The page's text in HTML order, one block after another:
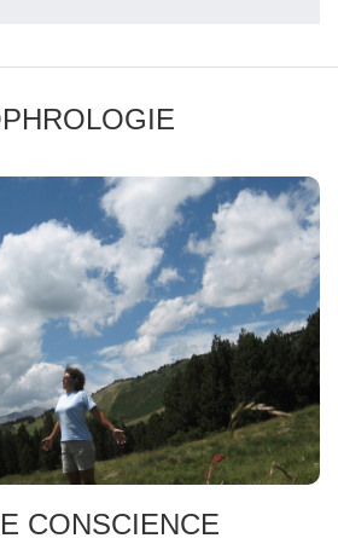
NATURE
Respirer
les émotions
dynamique
CONSCIENCE